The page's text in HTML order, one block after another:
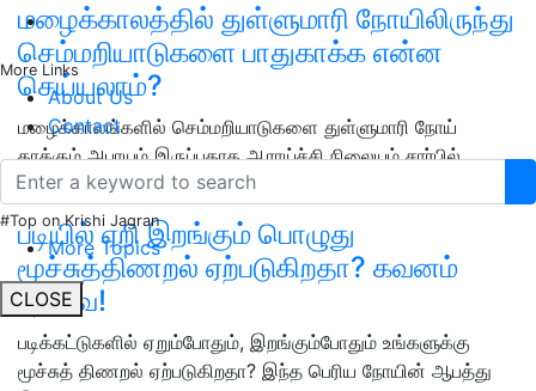
More Links
About Us
Contact
#Top on Krishi Jagran
More Topics
CLOSE
மழைக்காலத்தில் துள்ளுமாரி நோயிலிருந்து
செம்மறியாடுகளை பாதுகாக்க என்ன
செய்யலாம்?
மழைக்காலங்களில் செம்மறியாடுகளை துள்ளுமாரி நோய்
தாக்கும் அபாயம் இருப்பதாக ஆராய்ச்சி நிலையம் சார்பில்
எச்சரிக்கை விடுக்கப்பட்டு உள்ளது.
படியில் ஏறி இறங்கும் பொழுது
மூச்சுத்திணறல் ஏற்படுகிறதா? கவனம்
தேவை!
படிக்கட்டுகளில் ஏறும்போதும், இறங்கும்போதும் உங்களுக்கு
மூச்சுத் திணறல் ஏற்படுகிறதா? இந்த பெரிய நோயின் ஆபத்து